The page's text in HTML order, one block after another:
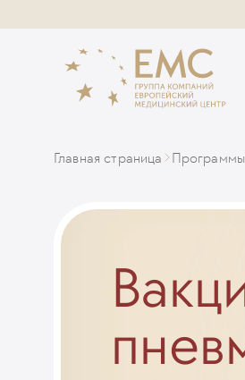
Главная страница Программы